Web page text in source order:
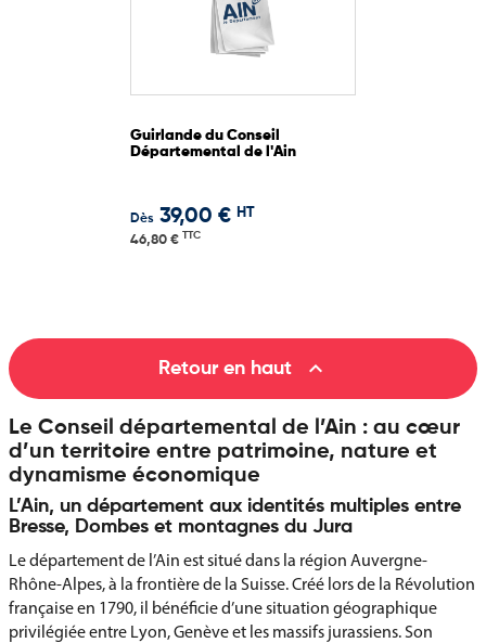
Guirlande du Conseil
Départemental de l'Ain
Dès 39,00 € HT
46,80 € TTC
Retour en haut 
Le Conseil départemental de l’Ain : au cœur
d’un territoire entre patrimoine, nature et
dynamisme économique
L’Ain, un département aux identités multiples entre
Bresse, Dombes et montagnes du Jura
Le département de l’Ain est situé dans la région Auvergne-
Rhône-Alpes, à la frontière de la Suisse. Créé lors de la Révolution
française en 1790, il bénéficie d’une situation géographique
privilégiée entre Lyon, Genève et les massifs jurassiens. Son